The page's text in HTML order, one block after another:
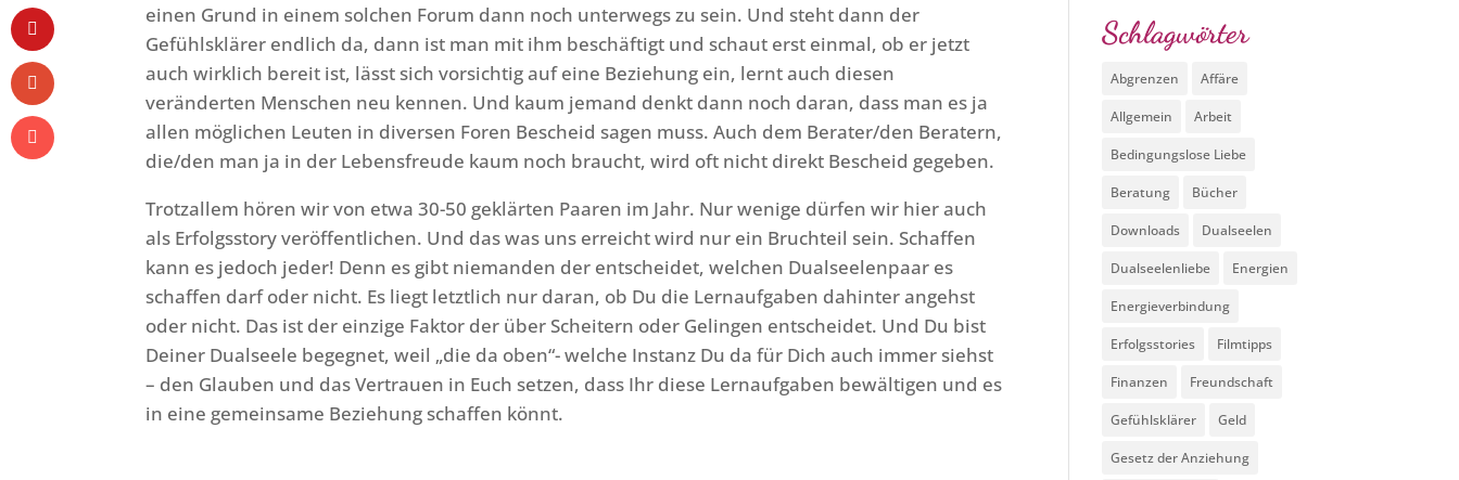
einen Grund in einem solchen Forum dann noch unterwegs zu sein. Und steht dann der
Gefühlsklärer endlich da, dann ist man mit ihm beschäftigt und schaut erst einmal, ob er jetzt
auch wirklich bereit ist, lässt sich vorsichtig auf eine Beziehung ein, lernt auch diesen
veränderten Menschen neu kennen. Und kaum jemand denkt dann noch daran, dass man es ja
allen möglichen Leuten in diversen Foren Bescheid sagen muss. Auch dem Berater/den Beratern,
die/den man ja in der Lebensfreude kaum noch braucht, wird oft nicht direkt Bescheid gegeben.
Trotzallem hören wir von etwa 30-50 geklärten Paaren im Jahr. Nur wenige dürfen wir hier auch
als Erfolgsstory veröffentlichen. Und das was uns erreicht wird nur ein Bruchteil sein. Schaffen
kann es jedoch jeder! Denn es gibt niemanden der entscheidet, welchen Dualseelenpaar es
schaffen darf oder nicht. Es liegt letztlich nur daran, ob Du die Lernaufgaben dahinter angehst
oder nicht. Das ist der einzige Faktor der über Scheitern oder Gelingen entscheidet. Und Du bist
Deiner Dualseele begegnet, weil „die da oben“- welche Instanz Du da für Dich auch immer siehst
– den Glauben und das Vertrauen in Euch setzen, dass Ihr diese Lernaufgaben bewältigen und es
in eine gemeinsame Beziehung schaffen könnt.
Schlagwörter
Abgrenzen Affäre
Allgemein Arbeit
Bedingungslose Liebe
Beratung Bücher
Downloads Dualseelen
Dualseelenliebe Energien
Energieverbindung
Erfolgsstories Filmtipps
Finanzen Freundschaft
Gefühlsklärer Geld
Gesetz der Anziehung